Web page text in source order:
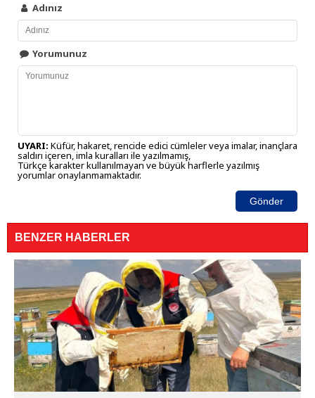
Adınız
Yorumunuz
UYARI: Küfür, hakaret, rencide edici cümleler veya imalar, inançlara
saldırı içeren, imla kuralları ile yazılmamış,
Türkçe karakter kullanılmayan ve büyük harflerle yazılmış
yorumlar onaylanmamaktadır.
Gönder
BENZER HABERLER